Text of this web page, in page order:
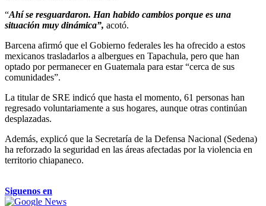
“Ahí se resguardaron. Han habido cambios porque es una
situación muy dinámica”, acotó.
Barcena afirmó que el Gobierno federales les ha ofrecido a estos
mexicanos trasladarlos a albergues en Tapachula, pero que han
optado por permanecer en Guatemala para estar “cerca de sus
comunidades”.
La titular de SRE indicó que hasta el momento, 61 personas han
regresado voluntariamente a sus hogares, aunque otras continúan
desplazadas.
Además, explicó que la Secretaría de la Defensa Nacional (Sedena)
ha reforzado la seguridad en las áreas afectadas por la violencia en
territorio chiapaneco.
Siguenos en